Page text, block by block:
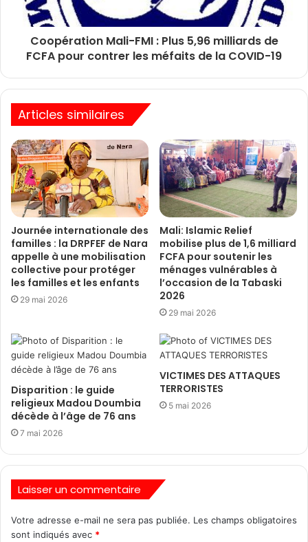
Coopération Mali-FMI : Plus 5,96 milliards de
FCFA pour contrer les méfaits de la COVID-19
Articles similaires
Journée internationale des
familles : la DRPFEF de Nara
appelle à une mobilisation
collective pour protéger
les familles et les enfants
29 mai 2026
Mali: Islamic Relief
mobilise plus de 1,6 milliard
FCFA pour soutenir les
ménages vulnérables à
l’occasion de la Tabaski
2026
29 mai 2026
Disparition : le guide
religieux Madou Doumbia
décède à l’âge de 76 ans
7 mai 2026
VICTIMES DES ATTAQUES
TERRORISTES
5 mai 2026
Laisser un commentaire
Votre adresse e-mail ne sera pas publiée. Les champs obligatoires
sont indiqués avec *